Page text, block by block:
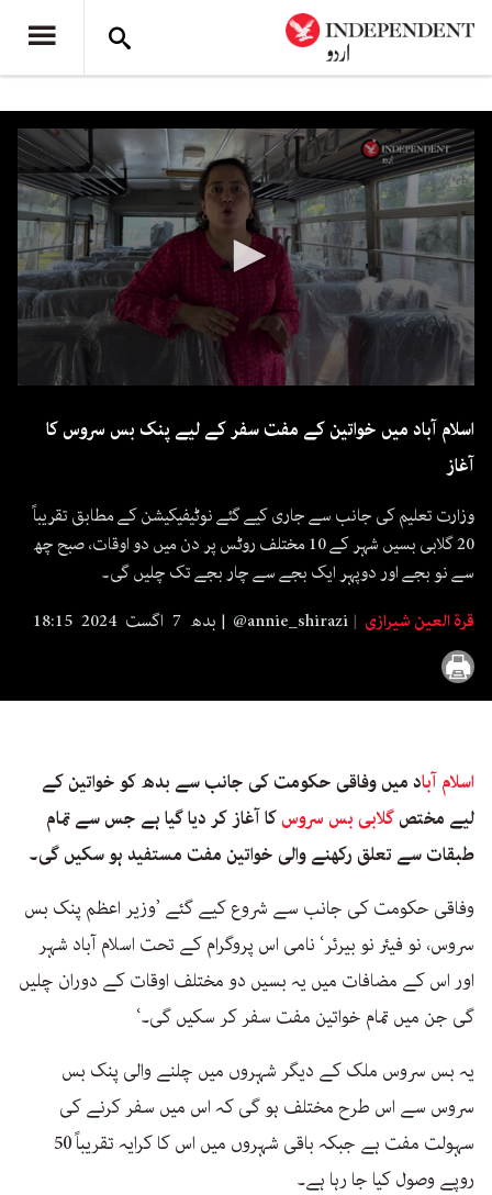
اسلام آباد میں خواتین کے مفت سفر کے لیے پنک بس سروس کا
آغاز
وزارت تعلیم کی جانب سے جاری کیے گئے نوٹیفیکیشن کے مطابق تقریباً
20 گلابی بسیں شہر کے 10 مختلف روٹس پر دن میں دو اوقات، صبح چھ
سے نو بجے اور دوپہر ایک بجے سے چار بجے تک چلیں گی۔
قرۃ العین شیرازی
@annie_shirazi بدھ 7 اگست 2024 18:15
اسلام آباد میں وفاقی حکومت کی جانب سے بدھ کو خواتین کے
لیے مختصگلابی بس سروسکا آغاز کر دیا گیا ہے جس سے تمام
طبقات سے تعلق رکھنے والی خواتین مفت مستفید ہو سکیں گی۔
وفاقی حکومت کی جانب سے شروع کیے گئے ’وزیر اعظم پنک بس
سروس، نو فیئر نو بیرئر‘ نامی اس پروگرام کے تحت اسلام آباد شہر
اور اس کے مضافات میں یہ بسیں دو مختلف اوقات کے دوران چلیں
گی جن میں تمام خواتین مفت سفر کر سکیں گی۔‘
یہ بس سروس ملک کے دیگر شہروں میں چلنے والی پنک بس
سروس سے اس طرح مختلف ہو گی کہ اس میں سفر کرنے کی
سہولت مفت ہے جبکہ باقی شہروں میں اس کا کرایہ تقریباً 50
روپے وصول کیا جا رہا ہے۔